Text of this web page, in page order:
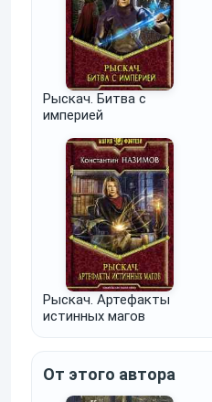
Рыскач. Битва с
империей
Рыскач. Артефакты
истинных магов
От этого автора